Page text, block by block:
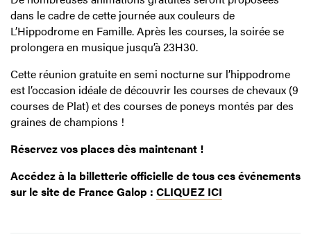
dans le cadre de cette journée aux couleurs de
L’Hippodrome en Famille. Après les courses, la soirée se
prolongera en musique jusqu’à 23H30.
Cette réunion gratuite en semi nocturne sur l’hippodrome
est l’occasion idéale de découvrir les courses de chevaux (9
courses de Plat) et des courses de poneys montés par des
graines de champions !
Réservez vos places dès maintenant !
Accédez à la billetterie officielle de tous ces événements
sur le site de France Galop : CLIQUEZ ICI